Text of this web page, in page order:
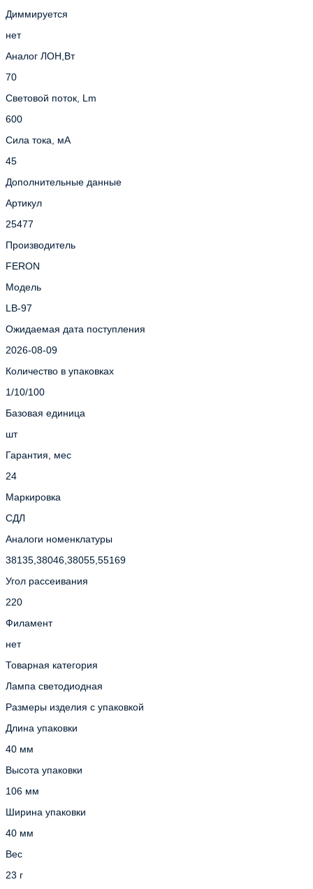
Диммируется
нет
Аналог ЛОН,Вт
70
Световой поток, Lm
600
Сила тока, мА
45
Дополнительные данные
Артикул
25477
Производитель
FERON
Модель
LB-97
Ожидаемая дата поступления
2026-08-09
Количество в упаковках
1/10/100
Базовая единица
шт
Гарантия, мес
24
Маркировка
СДЛ
Аналоги номенклатуры
38135,38046,38055,55169
Угол рассеивания
220
Филамент
нет
Товарная категория
Лампа светодиодная
Размеры изделия с упаковкой
Длина упаковки
40 мм
Высота упаковки
106 мм
Ширина упаковки
40 мм
Вес
23 г